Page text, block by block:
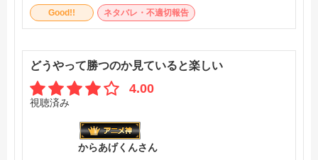
Good!! ネタバレ・不適切報告
どうやって勝つのか見ていると楽しい
4.00
視聴済み
からあげくんさん